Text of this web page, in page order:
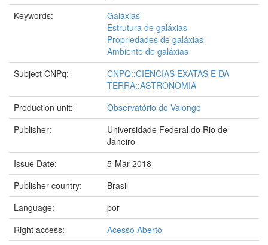
Keywords:
Galáxias
Estrutura de galáxias
Propriedades de galáxias
Ambiente de galáxias
Subject CNPq:
CNPQ::CIENCIAS EXATAS E DA
TERRA::ASTRONOMIA
Production unit:
Observatório do Valongo
Publisher:
Universidade Federal do Rio de
Janeiro
Issue Date:
5-Mar-2018
Publisher country:
Brasil
Language:
por
Right access:
Acesso Aberto